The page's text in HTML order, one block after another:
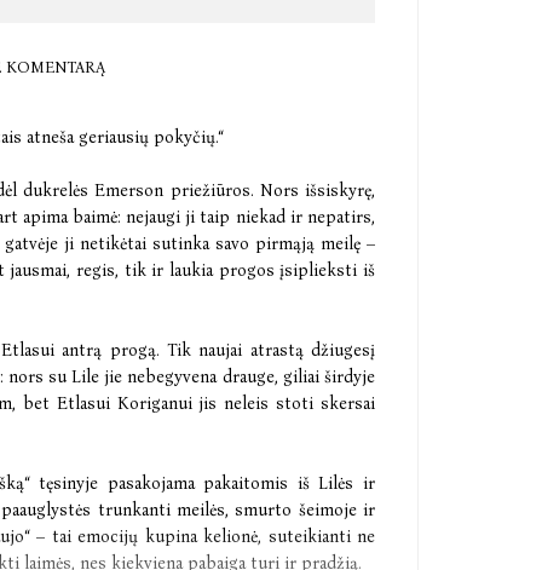
KOMENTARĄ
atneša geriausių pokyčių.“
dukrelės Emerson priežiūros. Nors išsiskyrę,
apima baimė: nejaugi ji taip niekad ir nepatirs,
ji netikėtai sutinka savo pirmąją meilę –
jausmai, regis, tik ir laukia progos įsiplieksti iš
antrą progą. Tik naujai atrastą džiugesį
su Lile jie nebegyvena drauge, giliai širdyje
bet Etlasui Koriganui jis neleis stoti skersai
tęsinyje pasakojama pakaitomis iš Lilės ir
trunkanti meilės, smurto šeimoje ir
– tai emocijų kupina kelionė, suteikianti ne
laimės, nes kiekviena pabaiga turi ir pradžią.